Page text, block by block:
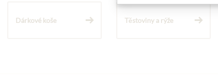
Dárkové koše Těstoviny a rýže